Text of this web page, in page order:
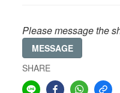
Please message the
MESSAGE
SHARE